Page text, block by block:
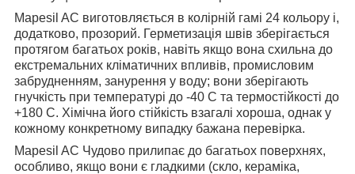
Mapesil AC виготовляється в колірній гамі 24 кольору і,
додатково, прозорий. Герметизація швів зберігається
протягом багатьох років, навіть якщо вона схильна до
екстремальних кліматичних впливів, промисловим
забрудненням, занурення у воду; вони зберігають
гнучкість при температурі до -40 С та термостійкості до
+180 С. Хімічна його стійкість взагалі хороша, однак у
кожному конкретному випадку бажана перевірка.
Mapesil AC Чудово прилипає до багатьох поверхнях,
особливо, якщо вони є гладкими (скло, кераміка,